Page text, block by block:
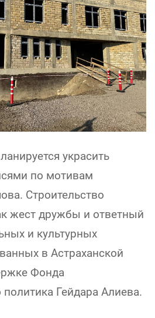
украсить
по мотивам
Строительство
жест дружбы и ответный
и культурных
в Астраханской
Фонда
Гейдара Алиева.